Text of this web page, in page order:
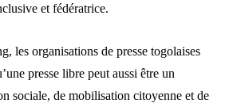
et fédératrice.
les organisations de presse togolaises
presse libre peut aussi être un
sociale, de mobilisation citoyenne et de